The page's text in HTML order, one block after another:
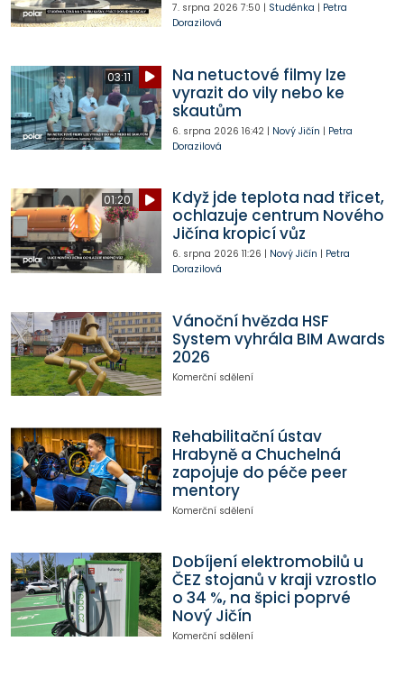
7. srpna 2026 7:50 | Studénka | Petra
Dorazilová
03:11
Na netuctové filmy lze
vyrazit do vily nebo ke
skautům
6. srpna 2026 16:42| Nový Jičín | Petra
Dorazilová
01:20
Když jde teplota nad třicet,
ochlazuje centrum Nového
Jičína kropicí vůz
6. srpna 2026 11:26 | Nový Jičín | Petra
Dorazilová
Vánoční hvězda HSF
System vyhrála BIM Awards
2026
Komerční sdělení
Rehabilitační ústav
Hrabyně a Chuchelná
zapojuje do péče peer
mentory
Komerční sdělení
Dobíjení elektromobilů u
ČEZ stojanů v kraji vzrostlo
o 34 %, na špici poprvé
Nový Jičín
Komerční sdělení